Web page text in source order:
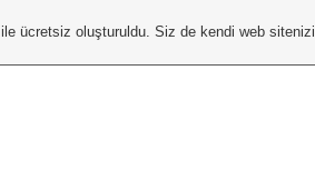
ile ücretsiz oluşturuldu. Siz de kendi web